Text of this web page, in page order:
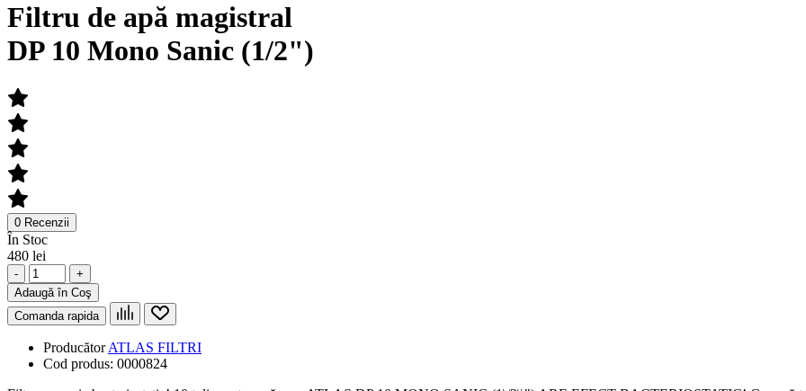
Filtru de apă magistral
DP 10 Mono Sanic (1/2")
0 Recenzii
În Stoc
480 lei
-
+
Adaugă în Coş
Comanda rapida
ProducătorATLAS FILTRI
Cod produs: 0000824